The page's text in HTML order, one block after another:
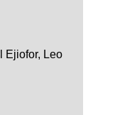
Ejiofor, Leo